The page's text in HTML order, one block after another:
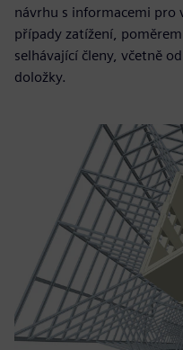
návrhu s informacemi pro
případy zatížení,
selhávající členy, včetně
doložky.